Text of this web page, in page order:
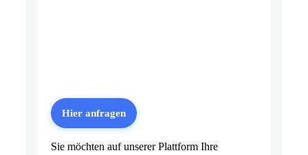
Hier anfragen
Sie möchten auf unserer Plattform Ihre